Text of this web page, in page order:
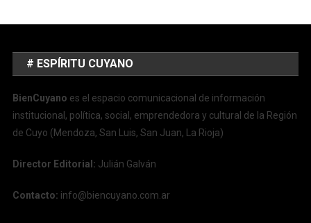
# ESPÍRITU CUYANO
BienCuyano es el espacio comunicacional de información
institucional, política, social, emprendedora y cultural de la Región
de Cuyo (Mendoza, San Luis, San Juan, La Rioja)
Director Editorial: Julián Galván
Contacto: info@biencuyano.com.ar